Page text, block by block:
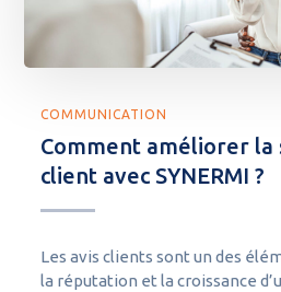
COMMUNICATION
Comment améliorer la
client avec SYNERMI ?
Les avis clients sont un des
la réputation et la croissance